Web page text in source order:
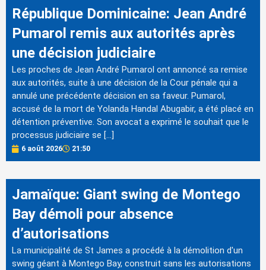
République Dominicaine: Jean André
Pumarol remis aux autorités après
une décision judiciaire
Les proches de Jean André Pumarol ont annoncé sa remise
aux autorités, suite à une décision de la Cour pénale qui a
annulé une précédente décision en sa faveur. Pumarol,
accusé de la mort de Yolanda Handal Abugabir, a été placé en
détention préventive. Son avocat a exprimé le souhait que le
processus judiciaire se […]
6 août 2026 21:50
Jamaïque: Giant swing de Montego
Bay démoli pour absence
d’autorisations
La municipalité de St James a procédé à la démolition d'un
swing géant à Montego Bay, construit sans les autorisations